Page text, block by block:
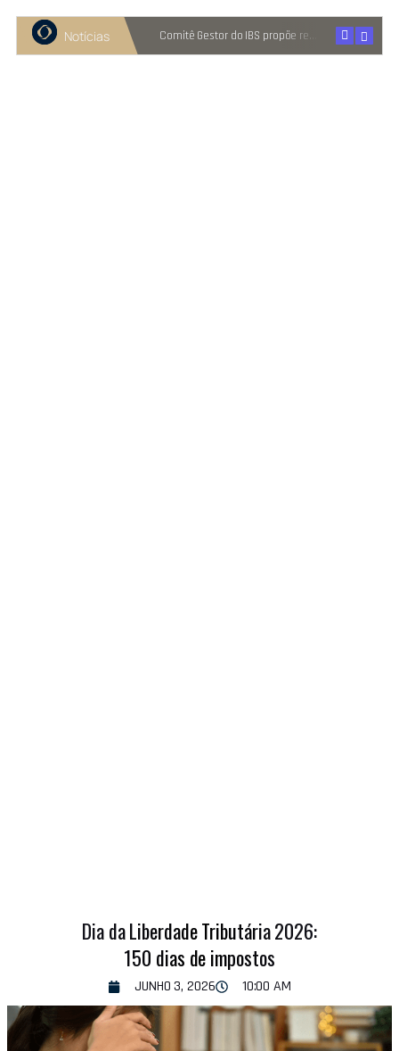
Notícias
Recuperação judicial cresce entre micro e pequenas empresas Comitê Gestor do IBS propõe reter metade de 2027
Dia da Liberdade Tributária 2026:
150 dias de impostos
JUNHO 3, 2026 10:00 AM